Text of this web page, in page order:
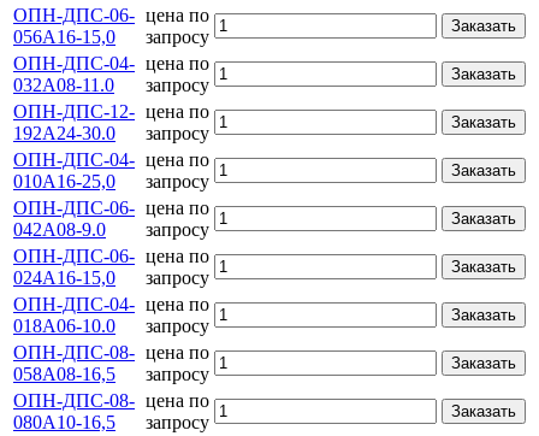
ОПН-ДПС-06-
056А16-15,0
цена по
запросу
Заказать
ОПН-ДПС-04-
032А08-11.0
цена по
запросу
Заказать
ОПН-ДПС-12-
192А24-30.0
цена по
запросу
Заказать
ОПН-ДПС-04-
010А16-25,0
цена по
запросу
Заказать
ОПН-ДПС-06-
042А08-9.0
цена по
запросу
Заказать
ОПН-ДПС-06-
024А16-15,0
цена по
запросу
Заказать
ОПН-ДПС-04-
018А06-10.0
цена по
запросу
Заказать
ОПН-ДПС-08-
058А08-16,5
цена по
запросу
Заказать
ОПН-ДПС-08-
080А10-16,5
цена по
запросу
Заказать